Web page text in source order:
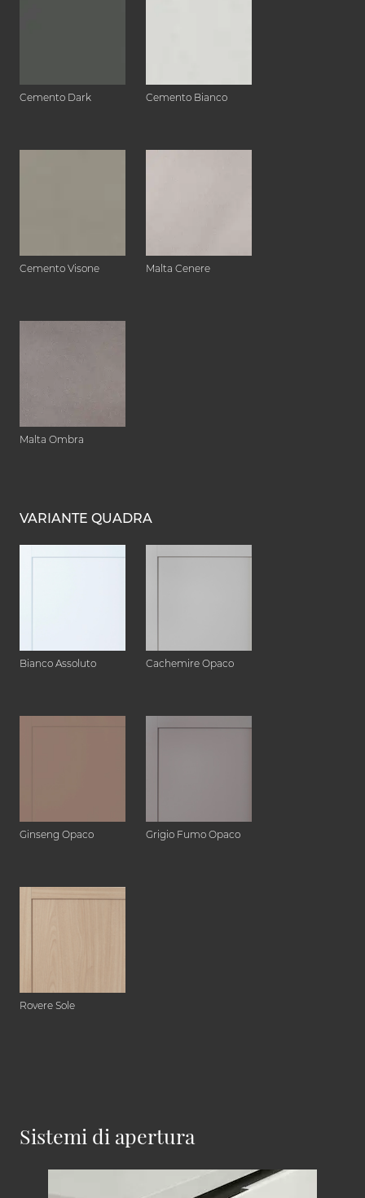
Cemento Dark Cemento Bianco
Cemento Visone Malta Cenere
Malta Ombra
VARIANTE QUADRA
Bianco Assoluto Cachemire Opaco
Ginseng Opaco Grigio Fumo Opaco
Rovere Sole
Sistemi di apertura